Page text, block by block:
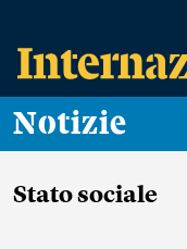
Notizie
Stato sociale